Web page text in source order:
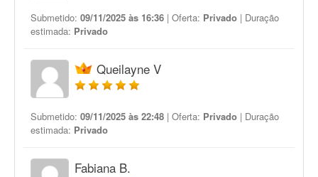
Submetido: 09/11/2025 às 16:36 | Oferta: Privado | Duração
estimada: Privado
Queilayne V
Submetido: 09/11/2025 às 22:48 | Oferta: Privado | Duração
estimada: Privado
Fabiana B.